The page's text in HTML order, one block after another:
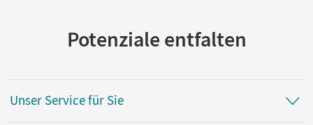
Potenziale entfalten
Unser Service für Sie